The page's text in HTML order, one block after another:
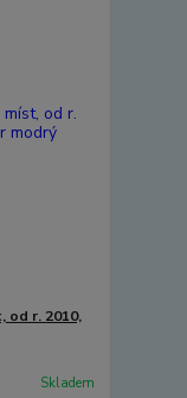
od r. 2010,
Skladem